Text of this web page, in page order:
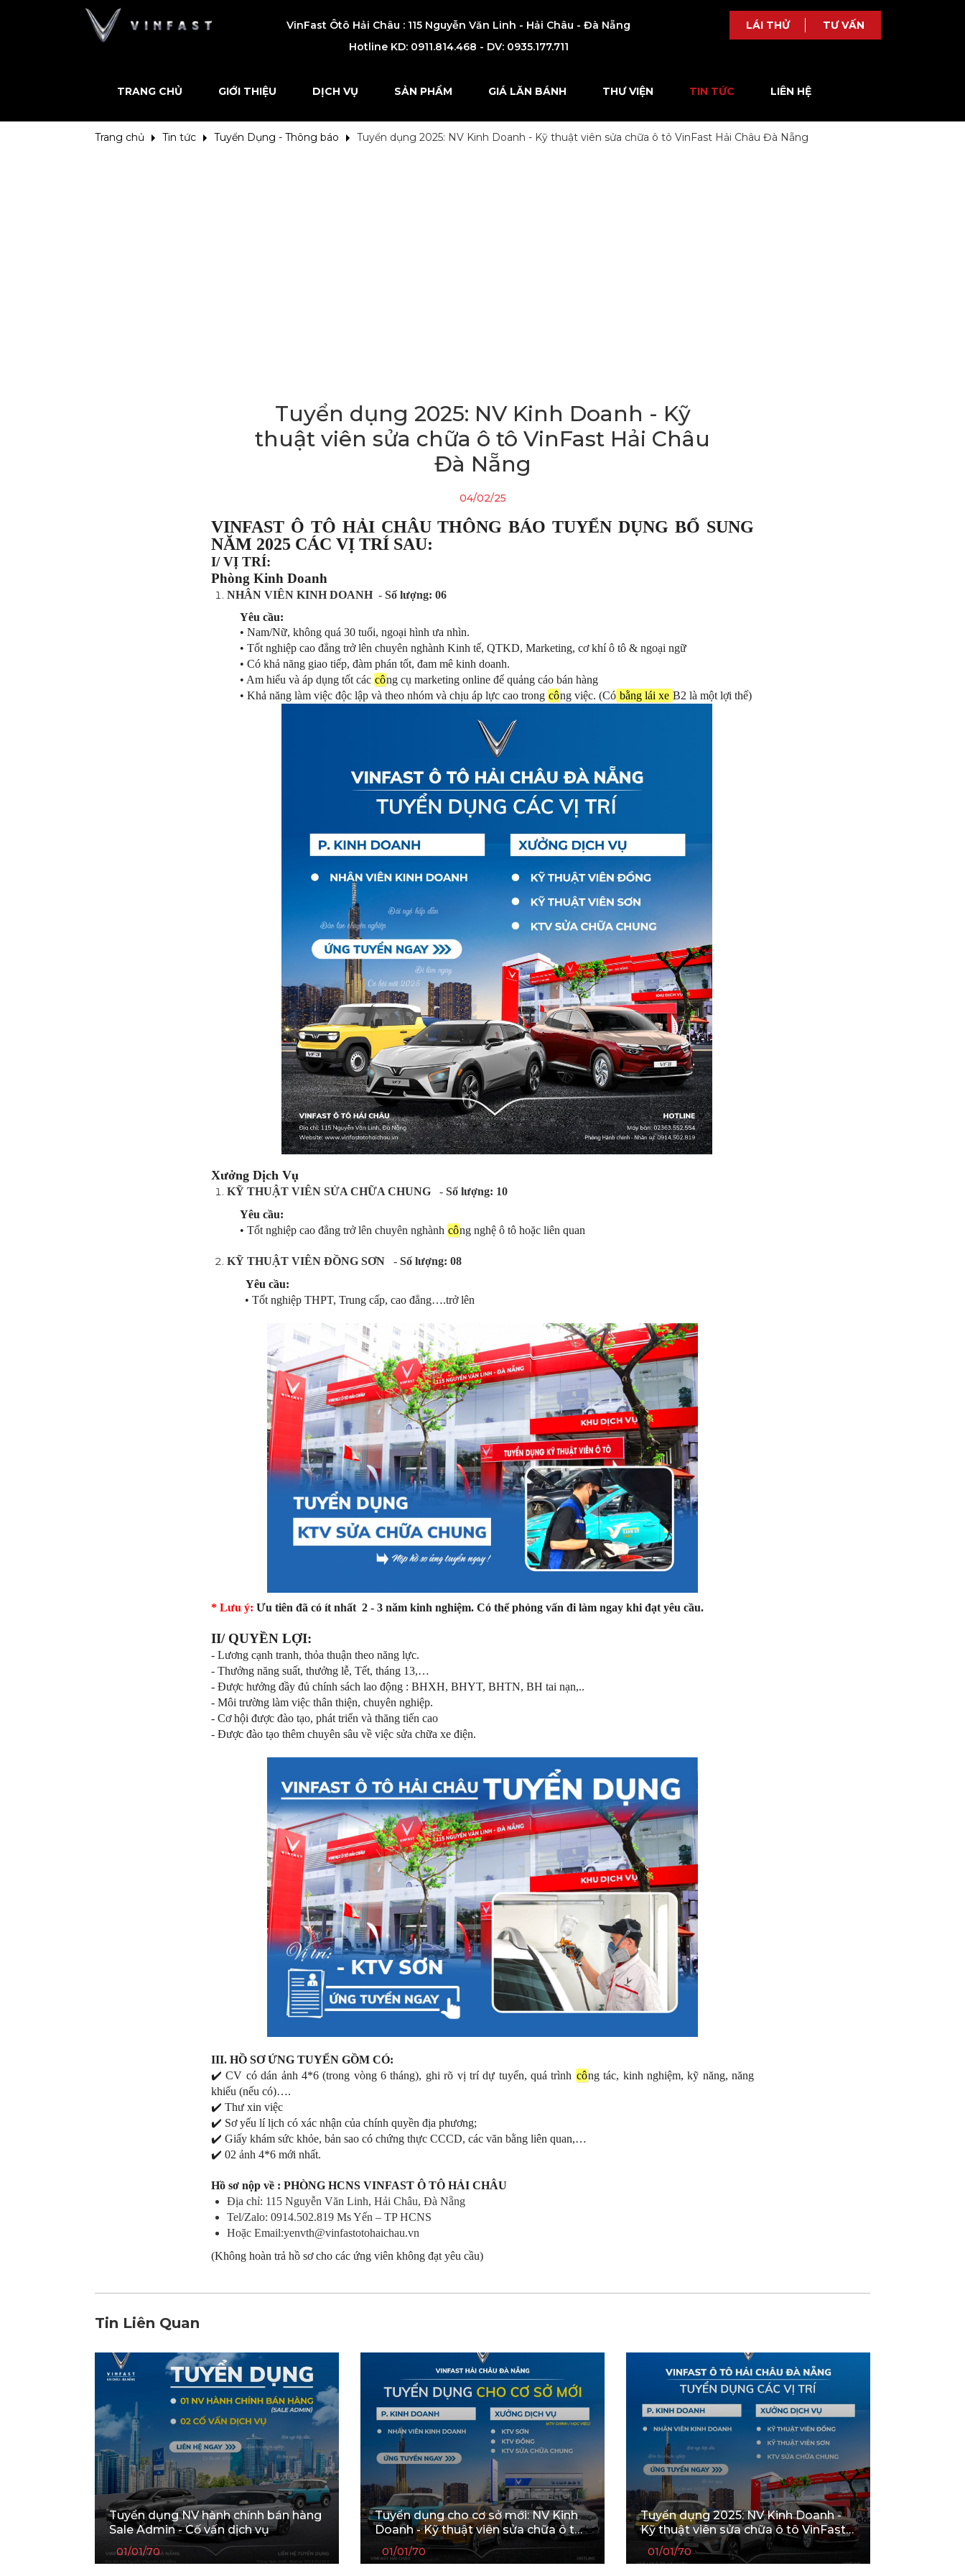
VinFast Ôtô Hải Châu : 115 Nguyễn Văn Linh - Hải Châu - Đà Nẵng
Hotline KD: 0911.814.468 - DV: 0935.177.711
LÁI THỬ TƯ VẤN
TRANG CHỦ GIỚI THIỆU DỊCH VỤ SẢN PHẨM GIÁ LĂN BÁNH THƯ VIỆN TIN TỨC LIÊN HỆ
Trang chủ Tin tức Tuyển Dụng - Thông báo Tuyển dụng 2025: NV Kinh Doanh - Kỹ thuật viên sửa chữa ô tô VinFast Hải Châu Đà Nẵng
Tuyển dụng 2025: NV Kinh Doanh - Kỹ
thuật viên sửa chữa ô tô VinFast Hải Châu
Đà Nẵng
04/02/25
VINFAST Ô TÔ HẢI CHÂU THÔNG BÁO TUYỂN DỤNG BỔ SUNG
NĂM 2025 CÁC VỊ TRÍ SAU:
I/ VỊ TRÍ:
Phòng Kinh Doanh
NHÂN VIÊN KINH DOANH - Số lượng: 06
Yêu cầu:
• Nam/Nữ, không quá 30 tuổi, ngoại hình ưa nhìn.
• Tốt nghiệp cao đẳng trở lên chuyên nghành Kinh tế, QTKD, Marketing, cơ khí ô tô & ngoại ngữ
• Có khả năng giao tiếp, đàm phán tốt, đam mê kinh doanh.
• Am hiểu và áp dụng tốt các công cụ marketing online để quảng cáo bán hàng
• Khả năng làm việc độc lập và theo nhóm và chịu áp lực cao trong công việc. (Có bằng lái xe B2 là một lợi thế)
Xưởng Dịch Vụ
KỸ THUẬT VIÊN SỬA CHỮA CHUNG - Số lượng: 10
Yêu cầu:
• Tốt nghiệp cao đẳng trở lên chuyên nghành công nghệ ô tô hoặc liên quan
KỸ THUẬT VIÊN ĐỒNG SƠN - Số lượng: 08
Yêu cầu:
• Tốt nghiệp THPT, Trung cấp, cao đẳng….trở lên
* Lưu ý: Ưu tiên đã có ít nhất 2 - 3 năm kinh nghiệm. Có thể phỏng vấn đi làm ngay khi đạt yêu cầu.
II/ QUYỀN LỢI:
- Lương cạnh tranh, thỏa thuận theo năng lực.
- Thưởng năng suất, thưởng lễ, Tết, tháng 13,…
- Được hưởng đầy đủ chính sách lao động : BHXH, BHYT, BHTN, BH tai nạn,..
- Môi trường làm việc thân thiện, chuyên nghiệp.
- Cơ hội được đào tạo, phát triển và thăng tiến cao
- Được đào tạo thêm chuyên sâu về việc sửa chữa xe điện.
III. HỒ SƠ ỨNG TUYỂN GỒM CÓ:
✔️ CV có dán ảnh 4*6 (trong vòng 6 tháng), ghi rõ vị trí dự tuyển, quá trình công tác, kinh nghiệm, kỹ năng, năng
khiếu (nếu có)….
✔️ Thư xin việc
✔️ Sơ yếu lí lịch có xác nhận của chính quyền địa phương;
✔️ Giấy khám sức khỏe, bản sao có chứng thực CCCD, các văn bằng liên quan,…
✔️ 02 ảnh 4*6 mới nhất.
Hồ sơ nộp về : PHÒNG HCNS VINFAST Ô TÔ HẢI CHÂU
Địa chỉ: 115 Nguyễn Văn Linh, Hải Châu, Đà Nẵng
Tel/Zalo: 0914.502.819 Ms Yến – TP HCNS
Hoặc Email:yenvth@vinfastotohaichau.vn
(Không hoàn trả hồ sơ cho các ứng viên không đạt yêu cầu)
Tin Liên Quan
Tuyển dụng NV hành chính bán hàng
Sale Admin - Cố vấn dịch vụ
01/01/70
Tuyển dụng cho cơ sở mới: NV Kinh
Doanh - Kỹ thuật viên sửa chữa ô tô
VinFast Hải Châu Đà Nẵng
01/01/70
Tuyển dụng 2025: NV Kinh Doanh -
Kỹ thuật viên sửa chữa ô tô VinFast
Hải Châu Đà Nẵng
01/01/70